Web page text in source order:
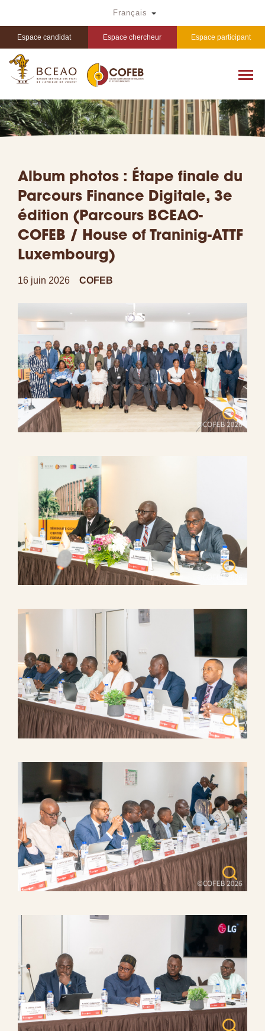
principal
Français Toggle Dropdown
Espace candidat Espace chercheur Espace participant
Album photos : Étape finale du
Parcours Finance Digitale, 3e
édition (Parcours BCEAO-
COFEB / House of Traninig-ATTF
Luxembourg)
16 juin 2026 COFEB